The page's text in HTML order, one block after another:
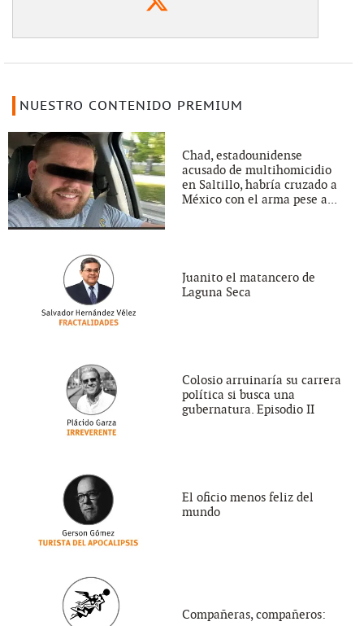
NUESTRO CONTENIDO PREMIUM
Chad, estadounidense
acusado de multihomicidio
en Saltillo, habría cruzado a
México con el arma pese a...
Juanito el matancero de
Laguna Seca
Colosio arruinaría su carrera
política si busca una
gubernatura. Episodio II
El oficio menos feliz del
mundo
Compañeras, compañeros: